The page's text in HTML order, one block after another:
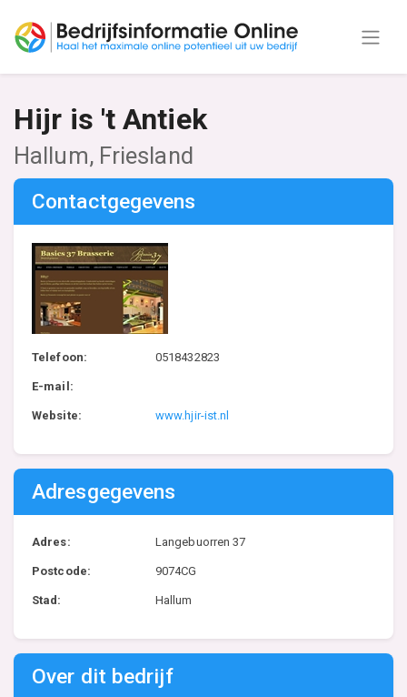
Hijr is 't Antiek
Hallum, Friesland
Contactgegevens
Telefoon: 0518432823
E-mail:
Website: www.hjir-ist.nl
Adresgegevens
Adres: Langebuorren 37
Postcode: 9074CG
Stad: Hallum
Over dit bedrijf